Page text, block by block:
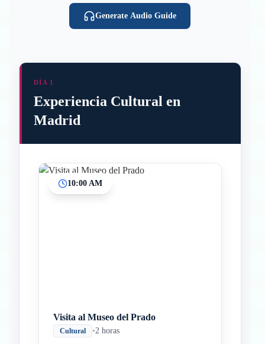
Generate Audio Guide
DÍA 1
Experiencia Cultural en
Madrid
10:00 AM
Visita al Museo del Prado
Cultural •2 horas